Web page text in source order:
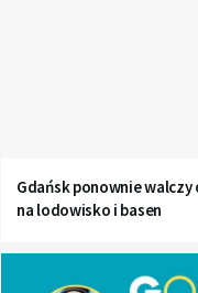
Gdańsk ponownie
na lodowisko i basen